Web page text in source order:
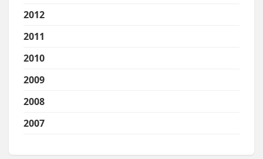
2012
2011
2010
2009
2008
2007